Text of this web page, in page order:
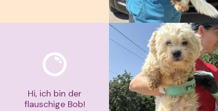
Hi, ich bin der
flauschige Bob!